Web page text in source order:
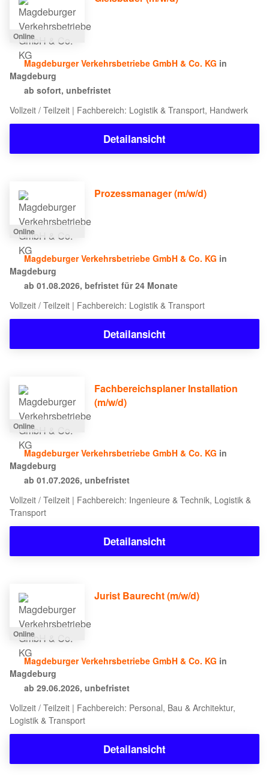
Online
Magdeburger Verkehrsbetriebe GmbH & Co. KG in
Magdeburg
ab sofort, unbefristet
Vollzeit / Teilzeit | Fachbereich: Logistik & Transport, Handwerk
Detailansicht
Online
Prozessmanager (m/w/d)
Magdeburger Verkehrsbetriebe GmbH & Co. KG in
Magdeburg
ab 01.08.2026, befristet für 24 Monate
Vollzeit / Teilzeit | Fachbereich: Logistik & Transport
Detailansicht
Online
Fachbereichsplaner Installation
(m/w/d)
Magdeburger Verkehrsbetriebe GmbH & Co. KG in
Magdeburg
ab 01.07.2026, unbefristet
Vollzeit / Teilzeit | Fachbereich: Ingenieure & Technik, Logistik &
Transport
Detailansicht
Online
Jurist Baurecht (m/w/d)
Magdeburger Verkehrsbetriebe GmbH & Co. KG in
Magdeburg
ab 29.06.2026, unbefristet
Vollzeit / Teilzeit | Fachbereich: Personal, Bau & Architektur,
Logistik & Transport
Detailansicht